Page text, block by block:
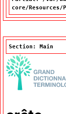
core/
Section: Main